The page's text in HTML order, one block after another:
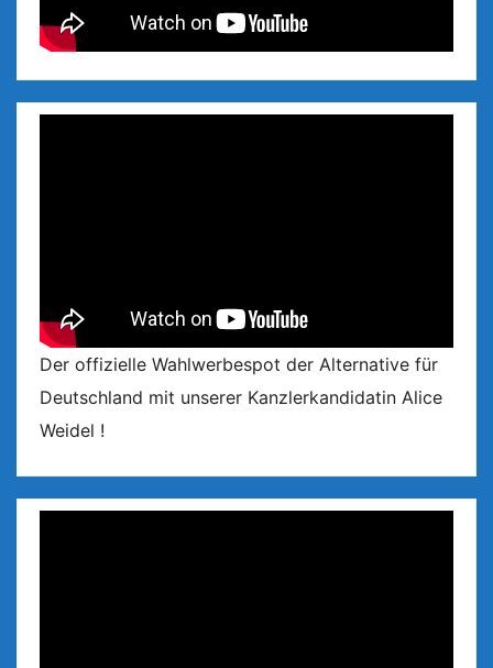
Der offizielle Wahlwerbespot der Alternative für
Deutschland mit unserer Kanzlerkandidatin Alice
Weidel !